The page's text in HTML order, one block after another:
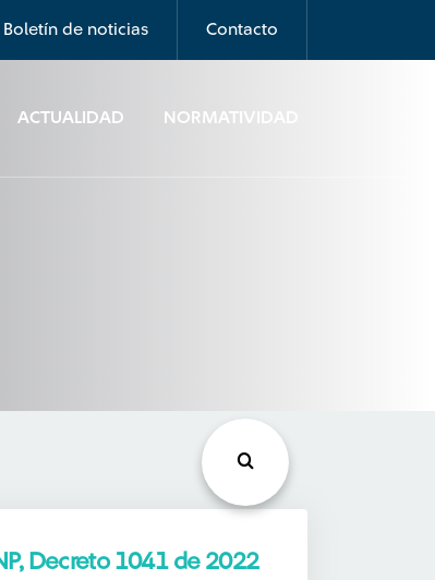
Boletín de noticias Contacto
ACTUALIDAD NORMATIVIDAD
Decreto 1041 de 2022